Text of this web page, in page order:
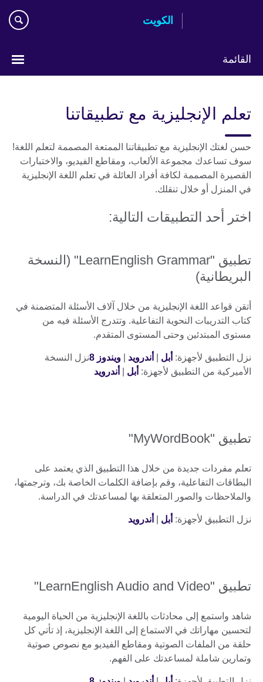
الكويت
القائمة
تعلم الإنجليزية مع تطبيقاتنا
حسن لغتك الإنجليزية مع تطبيقاتنا الممتعة المصممة لتعلم اللغة!
سوف تساعدك مجموعة الألعاب، ومقاطع الفيديو، والاختبارات
القصيرة المصممة لكافة أفراد العائلة في تعلم اللغة الإنجليزية
في المنزل أو خلال تنقلك.
اختر أحد التطبيقات التالية:
تطبيق "LearnEnglish Grammar" (النسخة
البريطانية)
أتقن قواعد اللغة الإنجليزية من خلال آلاف الأسئلة المتضمنة في
كتاب التدريبات النحوية التفاعلية. وتتدرج الأسئلة فيه من
مستوى المبتدئين وحتى المستوى المتقدم.
نزل التطبيق لأجهزة: أبل أندرويد ويندوز 8
نزل النسخة
الأميركية من التطبيق لأجهزة: أبل أندرويد
تطبيق "MyWordBook"
تعلم مفردات جديدة من خلال هذا التطبيق الذي يعتمد على
البطاقات التفاعلية، وقم بإضافة الكلمات الخاصة بك، وترجمتها،
والملاحظات والصور المتعلقة بها لمساعدتك في الدراسة.
نزل التطبيق لأجهزة: أبل أندرويد
تطبيق "LearnEnglish Audio and Video"
شاهد واستمع إلى محادثات باللغة الإنجليزية من الحياة اليومية
لتحسين مهاراتك في الاستماع إلى اللغة الإنجليزية، إذ تأتي كل
حلقة من الملفات الصوتية ومقاطع الفيديو مع نصوص صوتية
وتمارين شاملة لمساعدتك على الفهم.